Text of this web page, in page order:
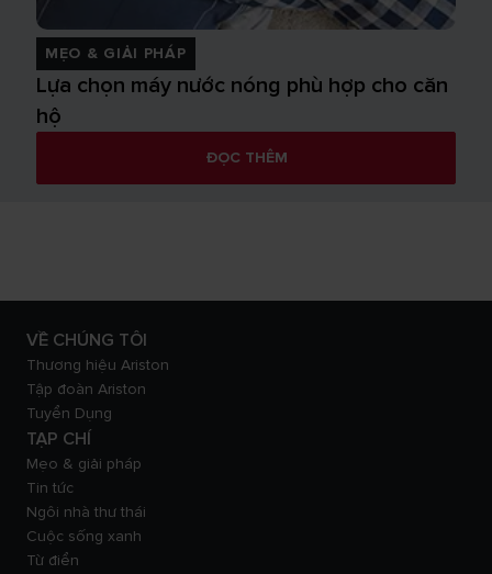
MẸO & GIẢI PHÁP
Lựa chọn máy nước nóng phù hợp cho căn
hộ
ĐỌC THÊM
VỀ CHÚNG TÔI
Thương hiệu Ariston
Tập đoàn Ariston
Tuyển Dụng
TẠP CHÍ
Mẹo & giải pháp
Tin tức
Ngôi nhà thư thái
Cuộc sống xanh
Từ điển